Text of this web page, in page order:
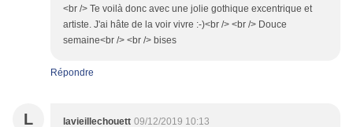
<br /> Te voilà donc avec une jolie gothique excentrique et
artiste. J'ai hâte de la voir vivre :-)<br /> <br /> Douce
semaine<br /> <br /> bises
Répondre
L lavieillechouett 09/12/2019 10:13